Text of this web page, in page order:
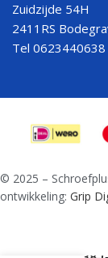
Zuidzijde 54H
2411RS
Tel 0623440638
© 2025 –
ontwikkeling: Grip